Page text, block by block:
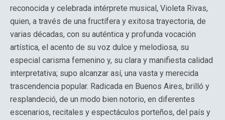
reconocida y celebrada intérprete musical, Violeta Rivas,
quien, a través de una fructífera y exitosa trayectoria, de
varias décadas, con su auténtica y profunda vocación
artística, el acento de su voz dulce y melodiosa, su
especial carisma femenino y, su clara y manifiesta calidad
interpretativa; supo alcanzar así, una vasta y merecida
trascendencia popular. Radicada en Buenos Aires, brilló y
resplandeció, de un modo bien notorio, en diferentes
escenarios, recitales y espectáculos porteños, del país y